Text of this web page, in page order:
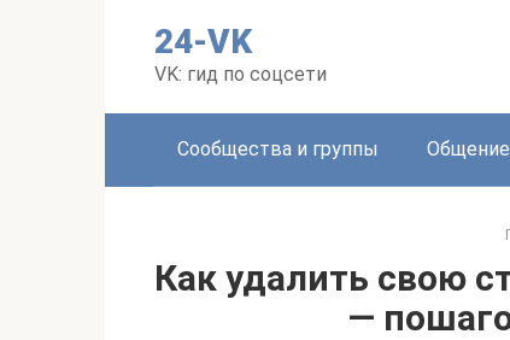
24-VK
VK: гид по соцсети
Сообщества и группы Общение
Как удалить свою
—